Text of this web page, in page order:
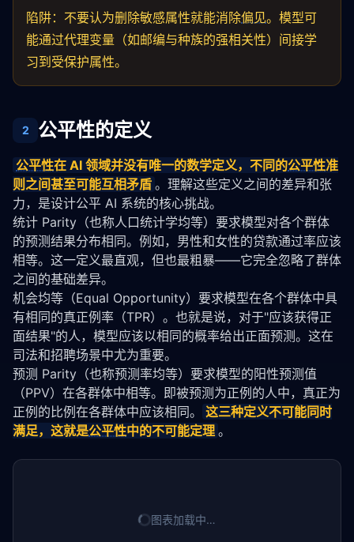
陷阱：不要认为删除敏感属性就能消除偏见。模型可
能通过代理变量（如邮编与种族的强相关性）间接学
习到受保护属性。
2 公平性的定义
公平性在 AI 领域并没有唯一的数学定义，不同的公平性准
则之间甚至可能互相矛盾 。理解这些定义之间的差异和张
力，是设计公平 AI 系统的核心挑战。
统计 Parity（也称人口统计学均等）要求模型对各个群体
的预测结果分布相同。例如，男性和女性的贷款通过率应该
相等。这一定义最直观，但也最粗暴——它完全忽略了群体
之间的基础差异。
机会均等（Equal Opportunity）要求模型在各个群体中具
有相同的真正例率（TPR）。也就是说，对于"应该获得正
面结果"的人，模型应该以相同的概率给出正面预测。这在
司法和招聘场景中尤为重要。
预测 Parity（也称预测率均等）要求模型的阳性预测值
（PPV）在各群体中相等。即被预测为正例的人中，真正为
正例的比例在各群体中应该相同。
这三种定义不可能同时
满足，这就是公平性中的不可能定理 。
图表加载中…